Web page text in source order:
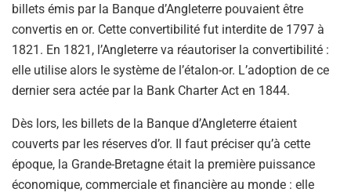
billets émis par la Banque d’Angleterre pouvaient être
convertis en or. Cette convertibilité fut interdite de 1797 à
1821. En 1821, l’Angleterre va réautoriser la convertibilité :
elle utilise alors le système de l’étalon-or. L’adoption de ce
dernier sera actée par la Bank Charter Act en 1844.
Dès lors, les billets de la Banque d’Angleterre étaient
couverts par les réserves d’or. Il faut préciser qu’à cette
époque, la Grande-Bretagne était la première puissance
économique, commerciale et financière au monde : elle